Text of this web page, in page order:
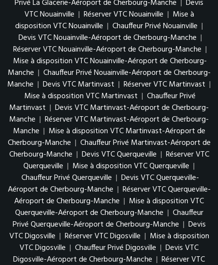
Privé La Glacerie-Aéroport de Cherbourg-Manche | Devis
VTC Nouainville | Réserver VTC Nouainville | Mise à
disposition VTC Nouainville | Chauffeur Privé Nouainville |
Devis VTC Nouainville-Aéroport de Cherbourg-Manche |
Réserver VTC Nouainville-Aéroport de Cherbourg-Manche |
Mise à disposition VTC Nouainville-Aéroport de Cherbourg-
Manche | Chauffeur Privé Nouainville-Aéroport de Cherbourg-
Manche | Devis VTC Martinvast | Réserver VTC Martinvast |
Mise à disposition VTC Martinvast | Chauffeur Privé
Martinvast | Devis VTC Martinvast-Aéroport de Cherbourg-
Manche | Réserver VTC Martinvast-Aéroport de Cherbourg-
Manche | Mise à disposition VTC Martinvast-Aéroport de
Cherbourg-Manche | Chauffeur Privé Martinvast-Aéroport de
Cherbourg-Manche | Devis VTC Querqueville | Réserver VTC
Querqueville | Mise à disposition VTC Querqueville |
Chauffeur Privé Querqueville | Devis VTC Querqueville-
Aéroport de Cherbourg-Manche | Réserver VTC Querqueville-
Aéroport de Cherbourg-Manche | Mise à disposition VTC
Querqueville-Aéroport de Cherbourg-Manche | Chauffeur
Privé Querqueville-Aéroport de Cherbourg-Manche | Devis
VTC Digosville | Réserver VTC Digosville | Mise à disposition
VTC Digosville | Chauffeur Privé Digosville | Devis VTC
Digosville-Aéroport de Cherbourg-Manche | Réserver VTC